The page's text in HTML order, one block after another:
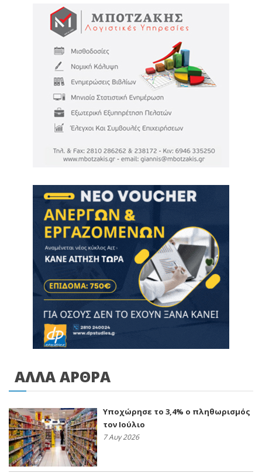
ΑΛΛΑ ΑΡΘΡΑ
Υποχώρησε το 3,4% ο πληθωρισμός
τον Ιούλιο
7 Αυγ 2026